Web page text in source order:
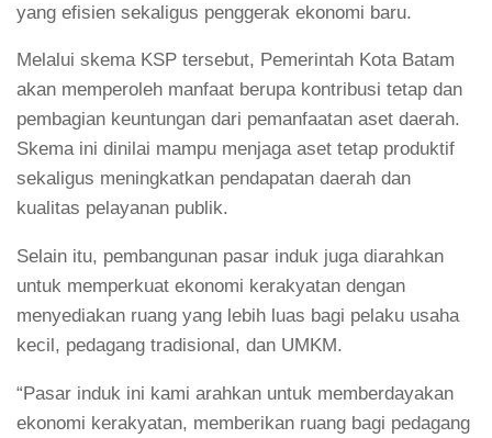
yang efisien sekaligus penggerak ekonomi baru.
Melalui skema KSP tersebut, Pemerintah Kota Batam
akan memperoleh manfaat berupa kontribusi tetap dan
pembagian keuntungan dari pemanfaatan aset daerah.
Skema ini dinilai mampu menjaga aset tetap produktif
sekaligus meningkatkan pendapatan daerah dan
kualitas pelayanan publik.
Selain itu, pembangunan pasar induk juga diarahkan
untuk memperkuat ekonomi kerakyatan dengan
menyediakan ruang yang lebih luas bagi pelaku usaha
kecil, pedagang tradisional, dan UMKM.
“Pasar induk ini kami arahkan untuk memberdayakan
ekonomi kerakyatan, memberikan ruang bagi pedagang